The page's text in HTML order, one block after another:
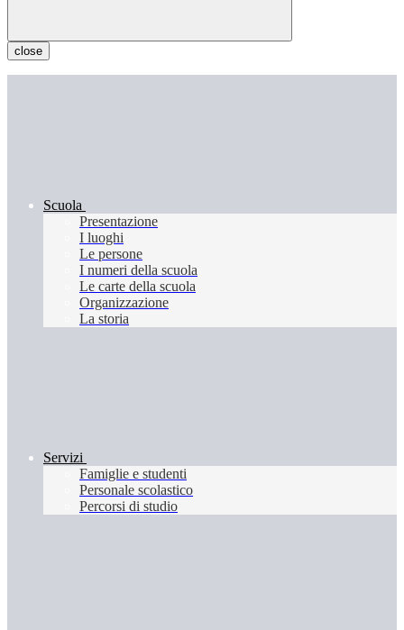
close
Scuola
Presentazione
I luoghi
Le persone
I numeri della scuola
Le carte della scuola
Organizzazione
La storia
Servizi
Famiglie e studenti
Personale scolastico
Percorsi di studio